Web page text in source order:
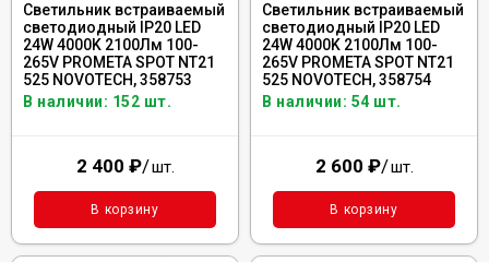
Светильник встраиваемый
светодиодный IP20 LED
24W 4000K 2100Лм 100-
265V PROMETA SPOT NT21
525 NOVOTECH, 358753
В наличии: 152 шт.
2 400 ₽/шт.
В корзину
Светильник встраиваемый
светодиодный IP20 LED
24W 4000K 2100Лм 100-
265V PROMETA SPOT NT21
525 NOVOTECH, 358754
В наличии: 54 шт.
2 600 ₽/шт.
В корзину